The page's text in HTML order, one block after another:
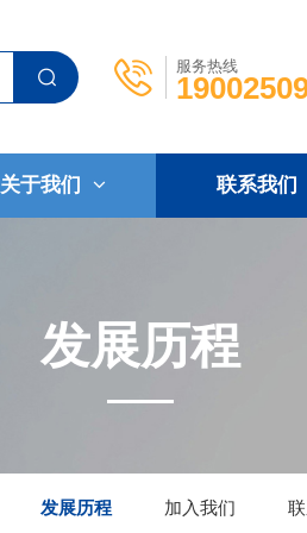
服务热线
关于我们 联系我们
发展历程
发展历程 加入我们